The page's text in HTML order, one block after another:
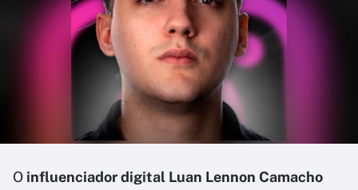
O influenciador digital Luan Lennon Camacho